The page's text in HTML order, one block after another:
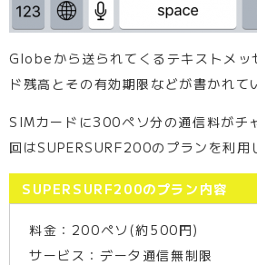
Globeから送られてくるテキストメッ
ド残高とその有効期限などが書かれて
SIMカードに300ペソ分の通信料がチ
回はSUPERSURF200のプランを利用
SUPERSURF200のプラン内容
料金：200ペソ(約500円)
サービス：データ通信無制限